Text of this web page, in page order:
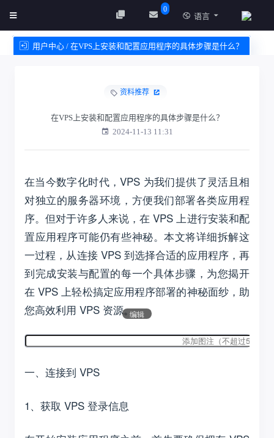
0
语言
用户中心 / 在VPS上安装和配置应用程序的具体步骤是什么？
资料推荐
在VPS上安装和配置应用程序的具体步骤是什么？
2024-11-13 11:31